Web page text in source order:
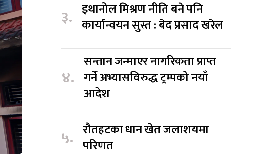
३. इथानोल मिश्रण नीति बने पनि
कार्यान्वयन सुस्त : बेद प्रसाद खरेल
४.
सन्तान जन्माएर नागरिकता प्राप्त
गर्ने अभ्यासविरुद्ध ट्रम्पको नयाँ
आदेश
५. रौतहटका धान खेत जलाशयमा
परिणत